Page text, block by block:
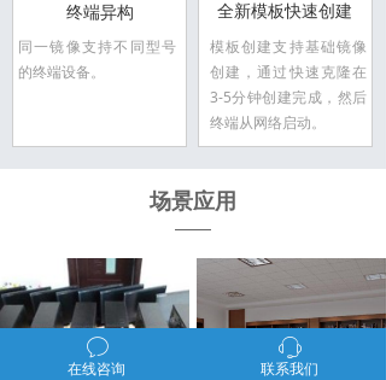
同一镜像支持不同型号
的终端设备。
终端异构
场景应用
模板创建支持基础镜像
创建，通过快速克隆在
3-5分钟创建完成，然后
终端从网络启动。
全新模板快速创建
ꂖ
在线咨询
ꁱ
联系我们